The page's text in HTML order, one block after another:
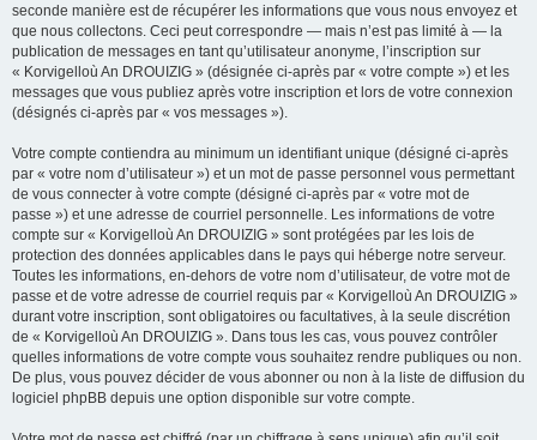
seconde manière est de récupérer les informations que vous nous envoyez et
que nous collectons. Ceci peut correspondre — mais n’est pas limité à — la
publication de messages en tant qu’utilisateur anonyme, l’inscription sur
« Korvigelloù An DROUIZIG » (désignée ci-après par « votre compte ») et les
messages que vous publiez après votre inscription et lors de votre connexion
(désignés ci-après par « vos messages »).
Votre compte contiendra au minimum un identifiant unique (désigné ci-après
par « votre nom d’utilisateur ») et un mot de passe personnel vous permettant
de vous connecter à votre compte (désigné ci-après par « votre mot de
passe ») et une adresse de courriel personnelle. Les informations de votre
compte sur « Korvigelloù An DROUIZIG » sont protégées par les lois de
protection des données applicables dans le pays qui héberge notre serveur.
Toutes les informations, en-dehors de votre nom d’utilisateur, de votre mot de
passe et de votre adresse de courriel requis par « Korvigelloù An DROUIZIG »
durant votre inscription, sont obligatoires ou facultatives, à la seule discrétion
de « Korvigelloù An DROUIZIG ». Dans tous les cas, vous pouvez contrôler
quelles informations de votre compte vous souhaitez rendre publiques ou non.
De plus, vous pouvez décider de vous abonner ou non à la liste de diffusion du
logiciel phpBB depuis une option disponible sur votre compte.